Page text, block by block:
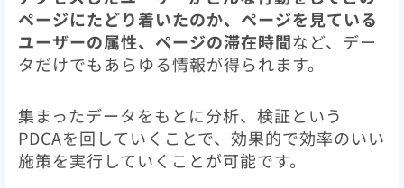
ページにたどり着いたのか、ページを見ている
ユーザーの属性、ページの滞在時間など、デー
タだけでもあらゆる情報が得られます。
集まったデータをもとに分析、検証という
PDCAを回していくことで、効果的で効率のいい
施策を実行していくことが可能です。